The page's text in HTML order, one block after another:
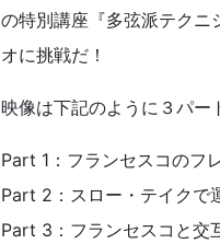
の特別講座『多弦派テクニ
オに挑戦だ！
映像は下記のように３パー
Part 1：フランセスコのフ
Part 2：スロー・テイクで
Part 3：フランセスコと交